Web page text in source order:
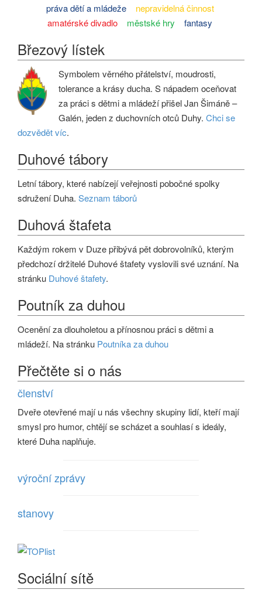
práva dětí a mládeže
nepravidelná činnost
amatérské divadlo
městské hry fantasy
Březový lístek
Symbolem věrného přátelství, moudrosti,
tolerance a krásy ducha. S nápadem oceňovat
za práci s dětmi a mládeží přišel Jan Šimáně –
Galén, jeden z duchovních otců Duhy. Chci se
dozvědět víc.
Duhové tábory
Letní tábory, které nabízejí veřejnosti pobočné spolky
sdružení Duha. Seznam táborů
Duhová štafeta
Každým rokem v Duze přibývá pět dobrovolníků, kterým
předchozí držitelé Duhové štafety vyslovili své uznání. Na
stránku Duhové štafety.
Poutník za duhou
Ocenění za dlouholetou a přínosnou práci s dětmi a
mládeží. Na stránku Poutníka za duhou
Přečtěte si o nás
členství
Dveře otevřené mají u nás všechny skupiny lidí, kteří mají
smysl pro humor, chtějí se scházet a souhlasí s ideály,
které Duha naplňuje.
výroční zprávy
stanovy
Sociální sítě